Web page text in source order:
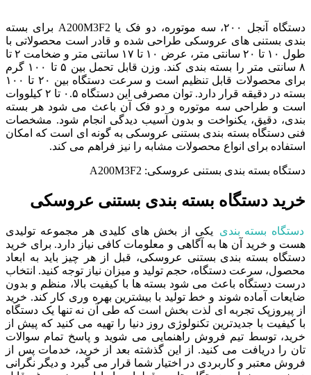
دستگاه آنجل ۲۰۰، سه موتوره، دو فک یا A200M3F2 برای بسته
بندی بستنی های عروسکی طراحی شده و قادر است محصولاتی با
طول ۱۰ تا ۲۰ سانتی متر، عرض ۱۰ تا ۱۷ سانتی متر و ضخامت ۲ تا
۸ سانتی متر را بسته بندی کند. وزن قابل تحمل بین ۵ تا ۱۰۰ گرم
برای محصولات قابل تنظیم است و سرعت دستگاه بین ۲۰ تا ۱۰۰
بسته در دقیقه قرار دارد. توان مصرفی این دستگاه ۰.۵ تا ۲ کیلووات
است و طراحی سه موتوره و دو فک آن باعث می شود هر بسته
بندی، دقیق، یکنواخت و بدون آسیب دیدگی انجام شود. مشخصات
فنی دستگاه بسته بندی بستنی عروسکی به گونه ای است که امکان
استفاده برای انواع محصولات مشابه را نیز فراهم می کند.
دستگاه بسته بندی بستنی عروسکی: A200M3F2
خرید دستگاه بسته بندی بستنی عروسکی
دستگاه بسته بندی
یکی از بخش های کلیدی هر مجموعه تولیدی
هست و خرید آن ها به آگاهی و معلومات کافی نیاز دارد. برای خرید
دستگاه بسته بندی بستنی عروسکی، قبل از هر چیز باید به ابعاد
محصول، سرعت دستگاه، حجم تولید و میزان نیاز توجه کنید. انتخاب
درست دستگاه باعث می شود بسته ها با کیفیت بالا، منظم و بدون
ضایعات آماده شوند و خط تولید با بیشترین بهره وری کار کند. خرید
از پیروزپک تجربه ای لذت بخش است که طی آن نه تنها یک دستگاه
با کیفیت با جدیدترین تکنولوژی روز دنیا را تهیه می کنید که پیش از
خرید، توسط تیم فروش راهنمایی می شوید و پاسخ تمام سوالات
تان را دریافت می کنید. از این گذشته بعد از خرید، خدمات پس از
فروش معتبر و کاربردی در اختیار شما قرار می گیرد و دیگر نگرانی